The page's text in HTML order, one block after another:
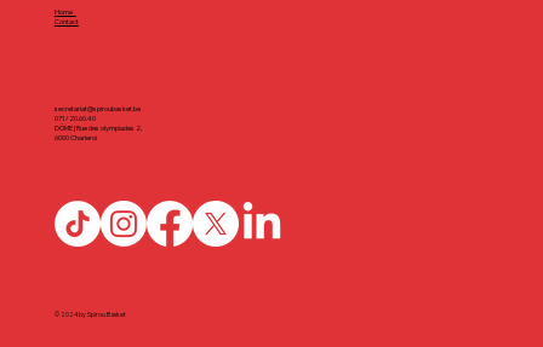
secretariat@spiroubasket.be
071/20.60.40
DÔME | Rue des olympiades 2,
6000 Charleroi
Home
Contact
© 2024 by Spirou Basket